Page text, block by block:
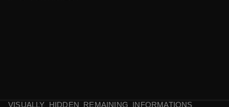
VISUALLY_HIDDEN_REMAINING_INFORMATIONS